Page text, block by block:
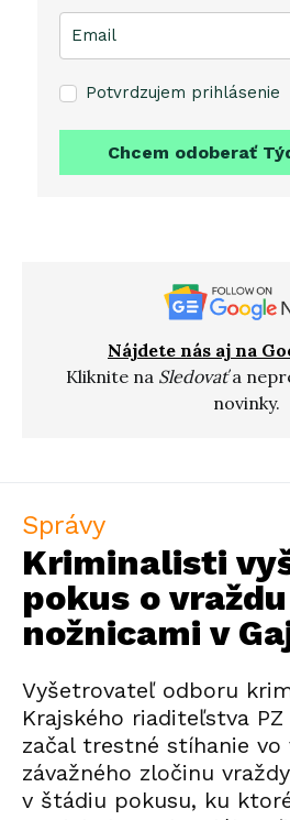
Potvrdzujem prihlásenie
Chcem odoberať
Nájdete nás aj na
Kliknite na Sledovaťa
novinky.
Správy
Kriminalisti
pokus o vraždu
nožnicami v
Vyšetrovateľ odboru
Krajského riaditeľstva
začal trestné stíhanie vo
závažného zločinu
v štádiu pokusu, ku